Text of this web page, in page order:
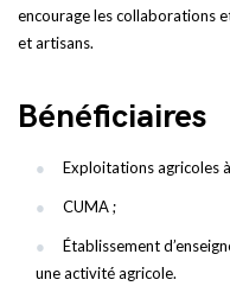
encourage les collaborations
et artisans.
Bénéficiaires
Exploitations agricoles
CUMA ;
Établissement
une activité agricole.